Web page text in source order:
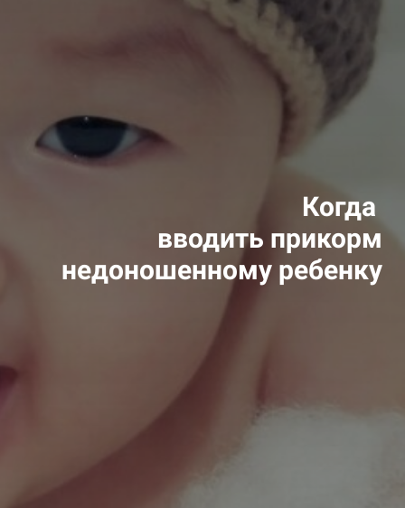
Когда
вводить прикорм
недоношенному ребенку